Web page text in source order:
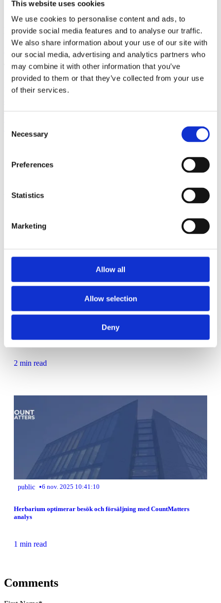
This website uses cookies
We use cookies to personalise content and ads, to
provide social media features and to analyse our traffic.
We also share information about your use of our site with
our social media, advertising and analytics partners who
may combine it with other information that you’ve
provided to them or that they’ve collected from your use
of their services.
Selection
Necessary
Preferences
Statistics
Marketing
Allow all
Allow selection
Deny
Beläggning i realtid
Dela denna artikel:
| Twitter|
LinkedIn
Tags:
public, people counter,See All,outdoor pool,All Posts, IMAS web
portal Xperio,complete people counting system,
5 feb. 2025 17:10:06
Related Articles
public •7 nov. 2025 10:34:09
2 min read
public •6 nov. 2025 10:41:10
Herbarium optimerar besök och försäljning med CountMatters
analys
1 min read
Comments